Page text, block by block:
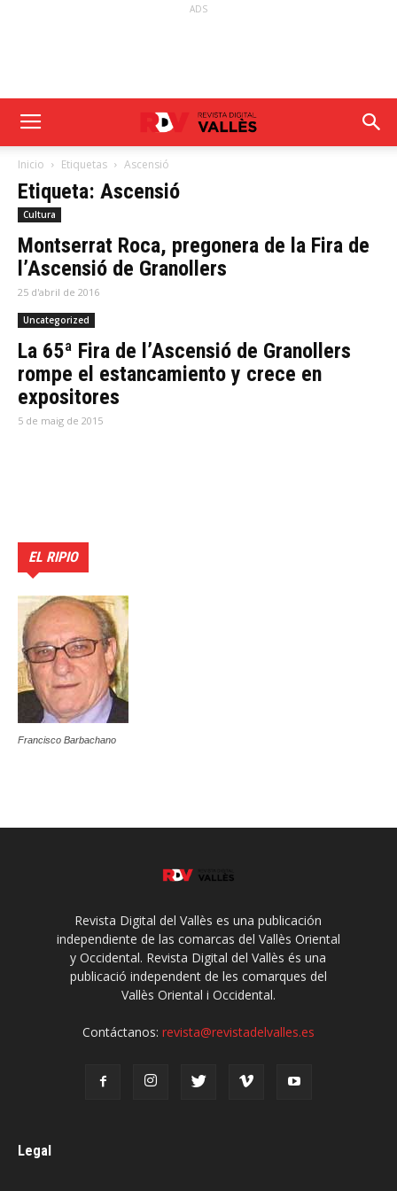
ADS
Inicio Etiquetas Ascensió
Etiqueta: Ascensió
Cultura
Montserrat Roca, pregonera de la Fira de
l’Ascensió de Granollers
25 d'abril de 2016
Uncategorized
La 65ª Fira de l’Ascensió de Granollers
rompe el estancamiento y crece en
expositores
5 de maig de 2015
EL RIPIO
Francisco Barbachano
Revista Digital del Vallès es una publicación
independiente de las comarcas del Vallès Oriental
y Occidental. Revista Digital del Vallès és una
publicació independent de les comarques del
Vallès Oriental i Occidental.
Contáctanos: revista@revistadelvalles.es
Legal